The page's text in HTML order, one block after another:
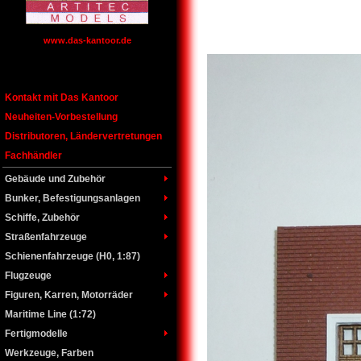
www.das-kantoor.de
Kontakt mit Das Kantoor
Neuheiten-Vorbestellung
Distributoren, Ländervertretungen
Fachhändler
Gebäude und Zubehör
Bunker, Befestigungsanlagen
Schiffe, Zubehör
Straßenfahrzeuge
Schienenfahrzeuge (H0, 1:87)
Flugzeuge
Figuren, Karren, Motorräder
Maritime Line (1:72)
Fertigmodelle
Werkzeuge, Farben